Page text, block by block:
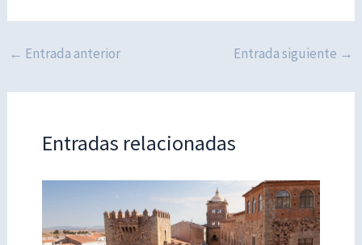
← Entrada anterior Entrada siguiente →
Entradas relacionadas